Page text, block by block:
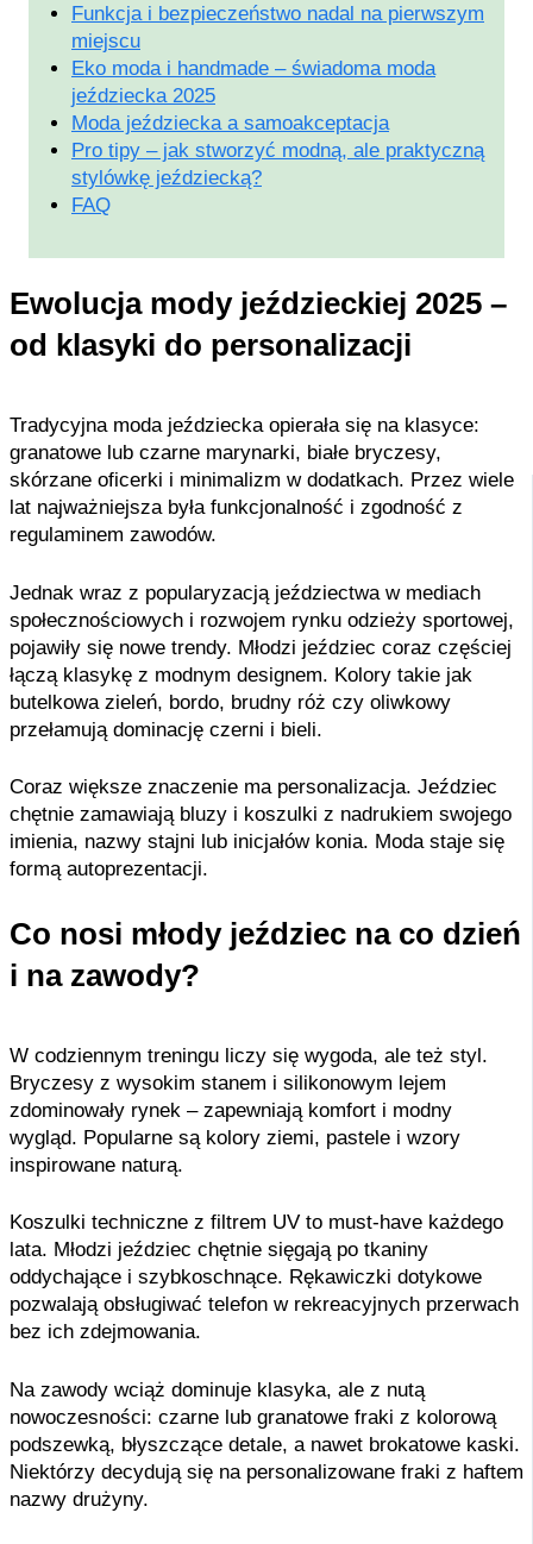
Funkcja i bezpieczeństwo nadal na pierwszym
miejscu
Eko moda i handmade – świadoma moda
jeździecka 2025
Moda jeździecka a samoakceptacja
Pro tipy – jak stworzyć modną, ale praktyczną
stylówkę jeździecką?
FAQ
Ewolucja mody jeździeckiej 2025 –
od klasyki do personalizacji
Tradycyjna moda jeździecka opierała się na klasyce:
granatowe lub czarne marynarki, białe bryczesy,
skórzane oficerki i minimalizm w dodatkach. Przez wiele
lat najważniejsza była funkcjonalność i zgodność z
regulaminem zawodów.
Jednak wraz z popularyzacją jeździectwa w mediach
społecznościowych i rozwojem rynku odzieży sportowej,
pojawiły się nowe trendy. Młodzi jeździec coraz częściej
łączą klasykę z modnym designem. Kolory takie jak
butelkowa zieleń, bordo, brudny róż czy oliwkowy
przełamują dominację czerni i bieli.
Coraz większe znaczenie ma personalizacja. Jeździec
chętnie zamawiają bluzy i koszulki z nadrukiem swojego
imienia, nazwy stajni lub inicjałów konia. Moda staje się
formą autoprezentacji.
Co nosi młody jeździec na co dzień
i na zawody?
W codziennym treningu liczy się wygoda, ale też styl.
Bryczesy z wysokim stanem i silikonowym lejem
zdominowały rynek – zapewniają komfort i modny
wygląd. Popularne są kolory ziemi, pastele i wzory
inspirowane naturą.
Koszulki techniczne z filtrem UV to must-have każdego
lata. Młodzi jeździec chętnie sięgają po tkaniny
oddychające i szybkoschnące. Rękawiczki dotykowe
pozwalają obsługiwać telefon w rekreacyjnych przerwach
bez ich zdejmowania.
Na zawody wciąż dominuje klasyka, ale z nutą
nowoczesności: czarne lub granatowe fraki z kolorową
podszewką, błyszczące detale, a nawet brokatowe kaski.
Niektórzy decydują się na personalizowane fraki z haftem
nazwy drużyny.